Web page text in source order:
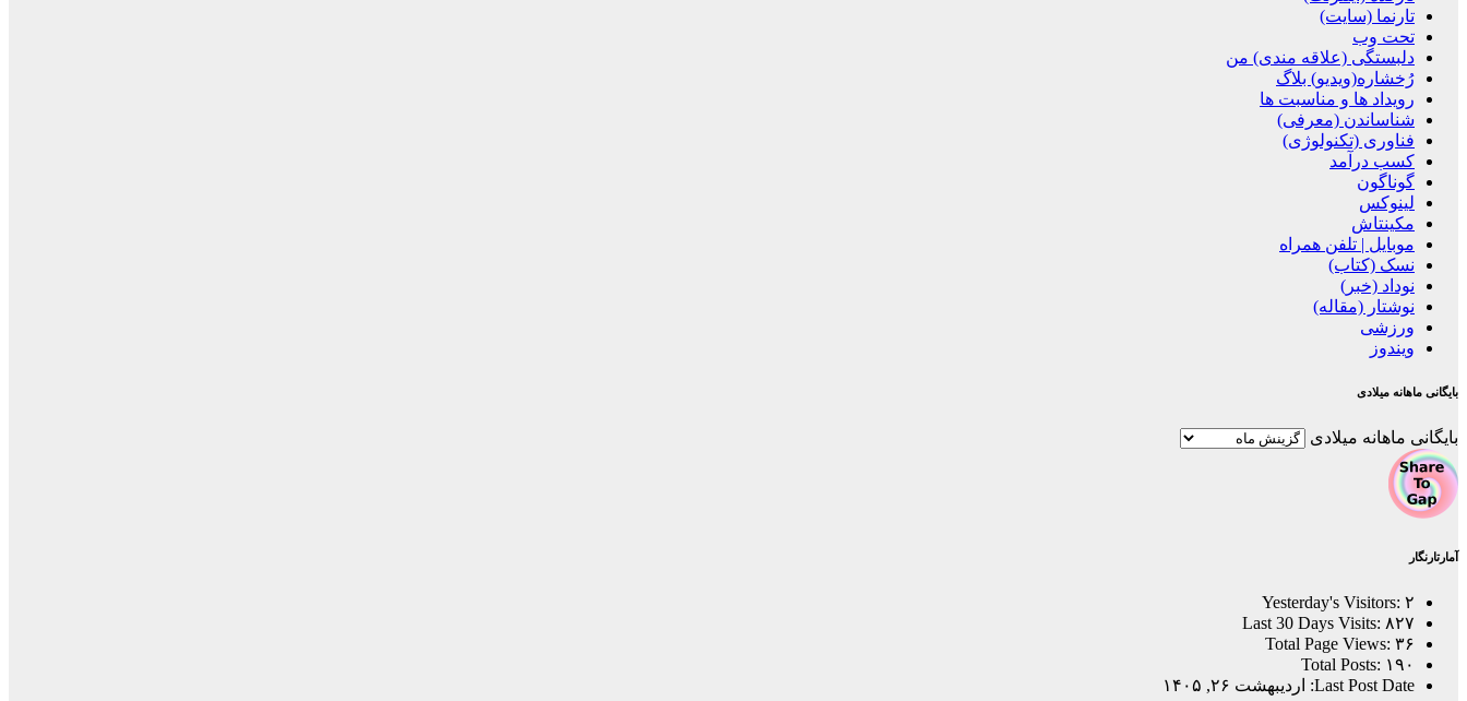
تارنما (سایت)
تحت وب
دلبستگی (علاقه مندی) من
رُخشاره(ویدیو) بلاگ
رویداد ها و مناسبت ها
شناساندن (معرفی)
فناوری (تکنولوژی)
کسب درآمد
گوناگون
لینوکس
مکینتاش
موبایل | تلفن همراه
نسک (کتاب)
نوداد (خبر)
نوشتار (مقاله)
ورزشی
ویندوز
بایگانی ماهانه میلادی
بایگانی ماهانه میلادی
آمارتارنگار
Yesterday's Visitors: ۲
Last 30 Days Visits: ۸۲۷
Total Page Views: ۳۶
Total Posts: ۱۹۰
Last Post Date:
اردیبهشت ۲۶, ۱۴۰۵